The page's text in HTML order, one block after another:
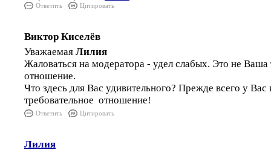
Ответить Цитировать
Виктор Киселёв
Уважаемая Лилия
Жаловаться на модератора - удел слабых. Это не
отношение.
Что здесь для Вас удивительного? Прежде всего у
требовательное отношение!
Ответить Цитировать
Лилия